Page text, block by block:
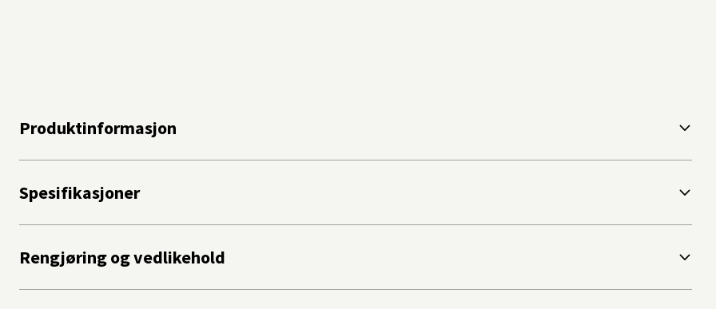
Produktinformasjon
Spesifikasjoner
Rengjøring og vedlikehold